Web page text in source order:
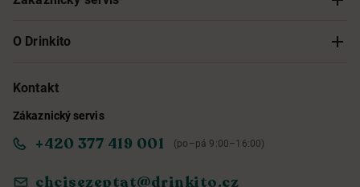
Sledování objednávky
Obchodní podmínky
O Drinkito
O nás
Informace o přístupnosti služby
Kontakt
Zákaznický servis
+420 377 419 001 (po–pá 9:00–16:00)
chcisezeptat@drinkito.cz